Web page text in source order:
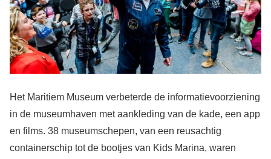
Het Maritiem Museum verbeterde de informatievoorziening
in de museumhaven met aankleding van de kade, een app
en films. 38 museumschepen, van een reusachtig
containerschip tot de bootjes van Kids Marina, waren